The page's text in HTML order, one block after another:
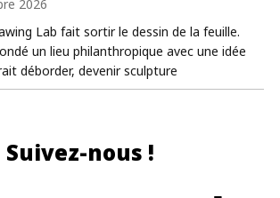
2026
Lab fait sortir le dessin de la feuille.
un lieu philanthropique avec une idée
déborder, devenir sculpture
Suivez-nous !